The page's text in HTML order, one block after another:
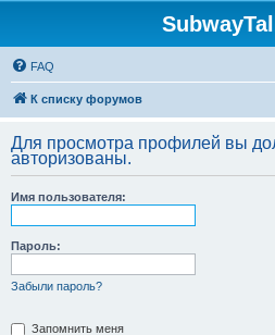
FAQ
К списку форумов
Для просмотра профилей вы
авторизованы.
Имя пользователя:
Пароль:
Забыли пароль?
Запомнить меня